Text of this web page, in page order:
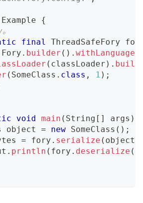
Example
{
final ThreadSafeFory
Fory . builder ( ) . withLanguage
( classLoader ) . build
( SomeClass . class , 1 ) ;
void main ( String [ ] args )
object = new SomeClass ( ) ;
= fory . serialize ( object
. println ( fory . deserialize (